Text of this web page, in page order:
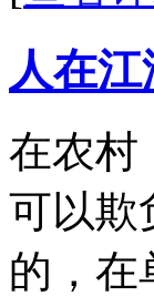
人在
在农村
可以欺
的，在